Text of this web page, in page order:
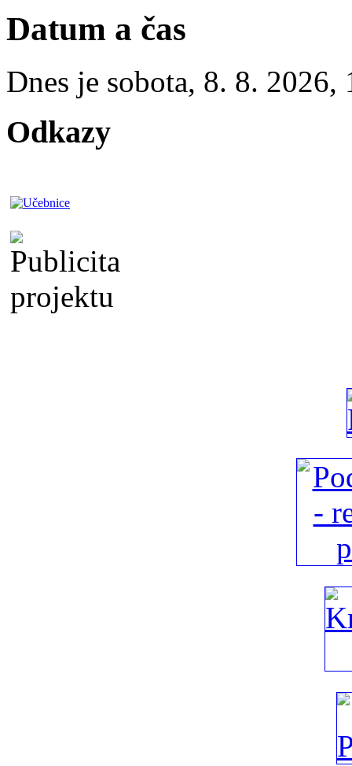
Datum a čas
Dnes je sobota, 8. 8. 2026,
Odkazy